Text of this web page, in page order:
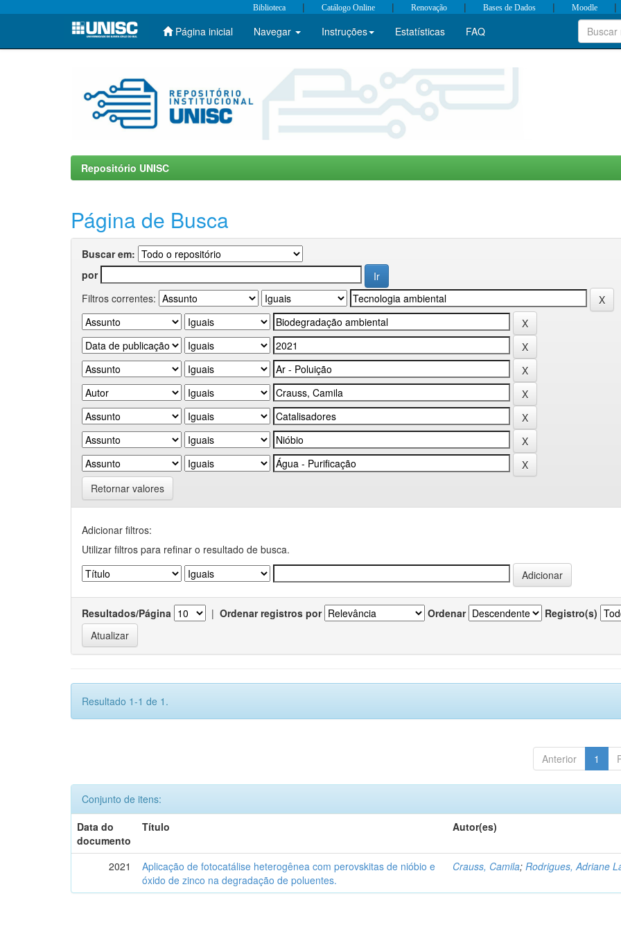
Skip
Biblioteca | Catálogo Online | Renovação | Bases de Dados | Moodle |
Página inicial Navegar Instruções Estatísticas FAQ
Repositório UNISC
Página de Busca
Buscar em:
por
Filtros correntes:
Retornar valores
Adicionar filtros:
Utilizar filtros para refinar o resultado de busca.
Resultados/Página | Ordenar registros por Ordenar Registro(s)
Resultado 1-1 de 1.
Anterior 1
Conjunto de itens:
Data do
documento
Título Autor(es)
2021
Aplicação de fotocatálise heterogênea com perovskitas de nióbio e
óxido de zinco na degradação de poluentes.
Crauss, Camila;Rodrigues, Adriane